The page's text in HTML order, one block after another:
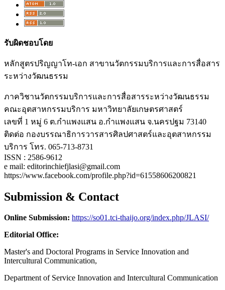
รับผิดชอบโดย
หลักสูตรปริญญาโท-เอก สาขานวัตกรรมบริการและการสื่อสาร
ระหว่างวัฒนธรรม
ภาควิชานวัตกรรมบริการและการสื่อสารระหว่างวัฒนธรรม
คณะอุตสาหกรรมบริการ มหาวิทยาลัยเกษตรศาสตร์
เลขที่ 1 หมู่ 6 ต.กำแพงแสน อ.กำแพงแสน จ.นครปฐม 73140
ติดต่อ กองบรรณาธิการวารสารศิลปศาสตร์และอุตสาหกรรม
บริการ โทร. 065-713-8731
ISSN : 2586-9612
e mail: editorinchiefjlasi@gmail.com
https://www.facebook.com/profile.php?id=61558606200821
Submission & Contact
Online Submission: https://so01.tci-thaijo.org/index.php/JLASI/
Editorial Office:
Master's and Doctoral Programs in Service Innovation and
Intercultural Communication,
Department of Service Innovation and Intercultural Communication